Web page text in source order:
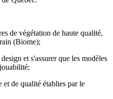
de végétation de haute qualité,
(Biome);
et s'assurer que les modèles
et de qualité établies par le